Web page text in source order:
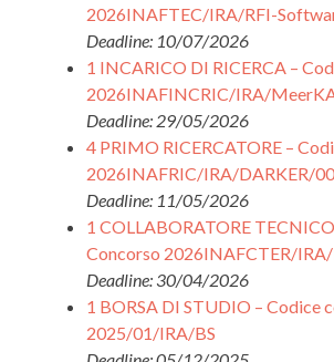
2026INAFTEC/IRA/RFI-
Deadline: 10/07/2026
1 INCARICO DI RICERCA –
2026INAFINCRIC/IRA/
Deadline: 29/05/2026
4 PRIMO RICERCATORE –
2026INAFRIC/IRA/DARKER/
Deadline: 11/05/2026
1 COLLABORATORE
Concorso 2026INAFCTER/
Deadline: 30/04/2026
1 BORSA DI STUDIO – Codice
2025/01/IRA/BS